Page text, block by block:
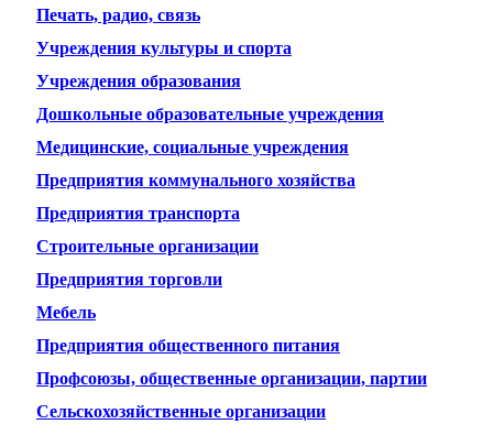
Печать, радио, связь
Учреждения культуры и спорта
Учреждения образования
Дошкольные образовательные учреждения
Медицинские, социальные учреждения
Предприятия коммунального хозяйства
Предприятия транспорта
Строительные организации
Предприятия торговли
Мебель
Предприятия общественного питания
Профсоюзы, общественные организации, партии
Сельскохозяйственные организации